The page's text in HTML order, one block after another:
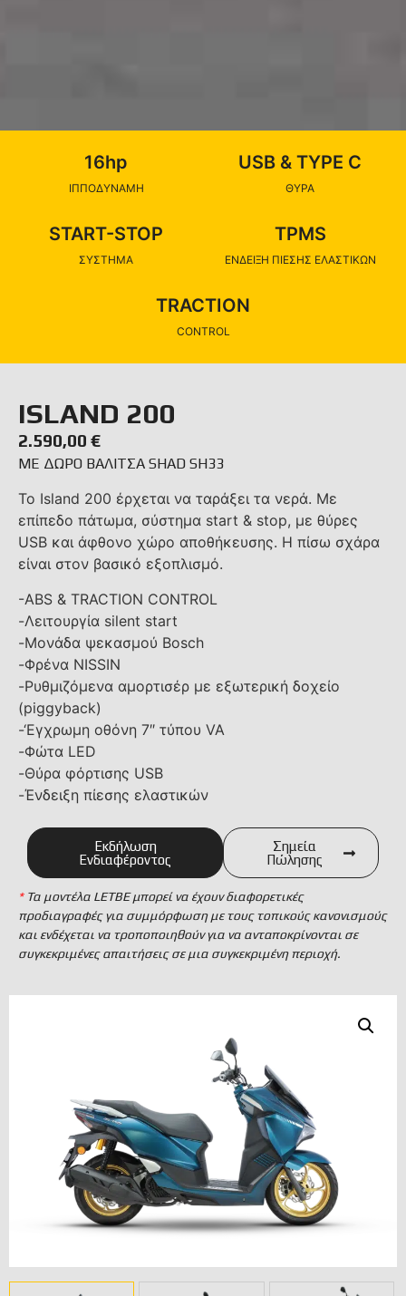
16hp
ΙΠΠΟΔΥΝΑΜΗ
USB & TYPE C
ΘΥΡΑ
START-STOP
ΣΥΣΤΗΜΑ
TPMS
ΕΝΔΕΙΞΗ ΠΙΕΣΗΣ ΕΛΑΣΤΙΚΩΝ
TRACTION
CONTROL
ISLAND 200
2.590,00 €
ΜΕ ΔΩΡΟ ΒΑΛΙΤΣΑ SHAD SH33
Το Island 200 έρχεται να ταράξει τα νερά. Με
επίπεδο πάτωμα, σύστημα start & stop, με θύρες
USB και άφθονο χώρο αποθήκευσης. Η πίσω σχάρα
είναι στον βασικό εξοπλισμό.
-ABS & TRACTION CONTROL
-Λειτουργία silent start
-Μονάδα ψεκασμού Bosch
-Φρένα NISSIN
-Ρυθμιζόμενα αμορτισέρ με εξωτερική δοχείο
(piggyback)
-‘Εγχρωμη οθόνη 7″ τύπου VA
-Φώτα LED
-Θύρα φόρτισης USB
-Ένδειξη πίεσης ελαστικών
Εκδήλωση
Ενδιαφέροντος
Σημεία
Πώλησης
*Τα μοντέλα LETBE μπορεί να έχουν διαφορετικές
προδιαγραφές για συμμόρφωση με τους τοπικούς κανονισμούς
και ενδέχεται να τροποποιηθούν για να ανταποκρίνονται σε
συγκεκριμένες απαιτήσεις σε μια συγκεκριμένη περιοχή.